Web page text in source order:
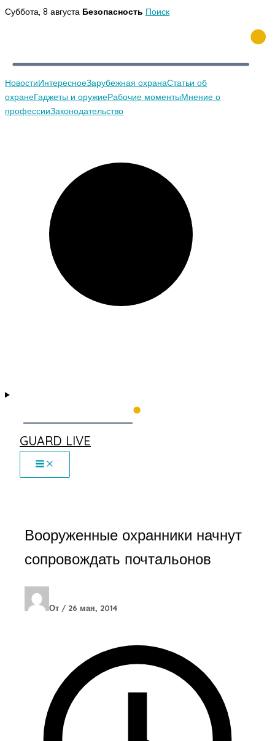
Перейти
Суббота, 8 августа Безопасность Поиск
НовостиИнтересноеЗарубежная охранаСтатьи об
охранеГаджеты и оружиеРабочие моментыМнение о
профессииЗаконодательство
GUARD LIVE
Вооруженные охранники начнут
сопровождать почтальонов
От / 26 мая, 2014